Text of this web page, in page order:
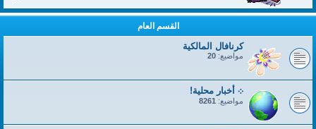
القسم العام
كرنافال المالكية
مواضيع: 20
܀ أخبار محلية!
مواضيع: 8261